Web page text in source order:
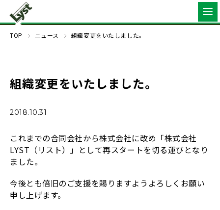
TOP ニュース 組織変更をいたしました。
組織変更をいたしました。
2018.10.31
これまでの合同会社から株式会社に改め「株式会社
LYST（リスト）」として再スタートを切る運びとなり
ました。
今後とも倍旧のご支援を賜りますようよろしくお願い
申し上げます。